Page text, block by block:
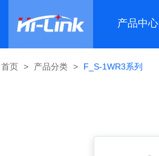
产品中心
首页 > 产品分类 > F_S-1WR3系列